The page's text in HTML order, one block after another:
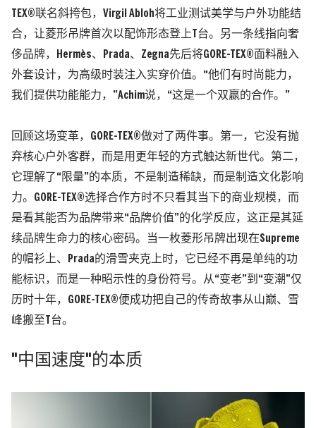
TEX®联名斜挎包，Virgil Abloh将工业测试美学与户外功能结
合，让菱形吊牌首次以配饰形态登上T台。另一条线指向奢
侈品牌，Hermès、Prada、Zegna先后将GORE-TEX®面料融入
外套设计，为高级时装注入实穿价值。“他们有时尚能力，
我们提供功能能力，”Achim说，“这是一个双赢的合作。”
回顾这场变革，GORE-TEX®做对了两件事。 第一，它没有抛
弃核心户外客群，而是用更年轻的方式触达新世代。第二，
它理解了“限量”的本质，不是制造稀缺，而是制造文化影响
力。 GORE-TEX®选择合作方时不只看其当下的商业规模，而
是看其能否为品牌带来“品牌价值”的化学反应，这正是其延
续品牌生命力的核心密码。当一枚菱形吊牌出现在Supreme
的帽衫上、Prada的滑雪夹克上时，它已经不再是单纯的功
能标识，而是一种昭示性的身份符号。从“变老”到“变潮”仅
历时十年，GORE-TEX®便成功把自己的传奇故事从山巅、雪
峰搬至T台。
"中国速度"的本质